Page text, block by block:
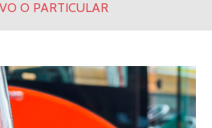
O PARTICULAR